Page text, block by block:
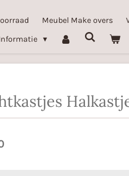
Meubel Make overs